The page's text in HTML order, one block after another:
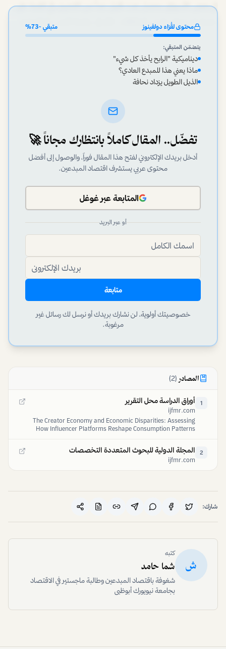
في بعض الأسواق، يحصل عدد قليل جداً من اللاعبين في القمة على
حصة غير متناسبة من المكافآت. فكر في رياضة التنس أو التمثيل،
محتوى لقُرّاء دولفينوز متبقي ~73
%
يتضمّن المتبقي:
ديناميكية "الرابح يأخذ كل شيء"
ماذا يعني هذا للمبدع العادي؟
الذيل الطويل يزداد نحافة
تفضّل.. المقال كاملاً بانتظارك مجاناً 🚀
أدخل بريدك الإلكتروني لفتح هذا المقال فوراً، والوصول إلى أفضل
محتوى عربي يستشرف اقتصاد المبدعين.
المتابعة عبر غوغل
أو عبر البريد
متابعة
خصوصيتك أولوية، لن نشارك بريدك أو نرسل لك رسائل غير
مرغوبة.
المصادر (
2
)
1 أوراق الدراسة محل التقرير
ijfmr.com
The Creator Economy and Economic Disparities: Assessing
How Influencer Platforms Reshape Consumption Patterns
2 المجلة الدولية للبحوث المتعددة التخصصات
ijfmr.com
شارك:
ش
كتبه
شما حامد
شغوفة باقتصاد المبدعين وطالبة ماجستير في الاقتصاد
بجامعة نيويورك أبوظبي